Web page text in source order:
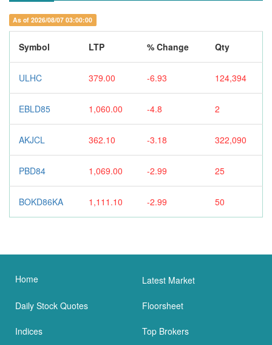
As of 2026/08/07 03:00:00
Symbol LTP % Change Qty
ULHC 379.00 -6.93 124,394
EBLD85 1,060.00 -4.8 2
AKJCL 362.10 -3.18 322,090
PBD84 1,069.00 -2.99 25
BOKD86KA 1,111.10 -2.99 50
Home Latest Market
Daily Stock Quotes Floorsheet
Indices Top Brokers